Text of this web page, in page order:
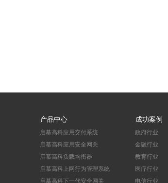
产品中心
启慕高科应用交付系统
启慕高科应用安全网关
启慕高科负载均衡器
启慕高科上网行为管理系统
启慕高科下一代安全网关
成功案例
政府行业
金融行业
教育行业
医疗行业
电信行业